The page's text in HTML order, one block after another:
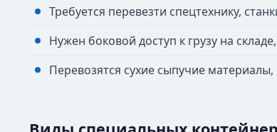
Требуется перевезти спецтехнику,
Нужен боковой доступ к грузу на
Перевозятся сухие сыпучие